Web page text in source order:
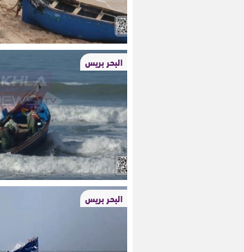
البحر بريس
البحر بريس